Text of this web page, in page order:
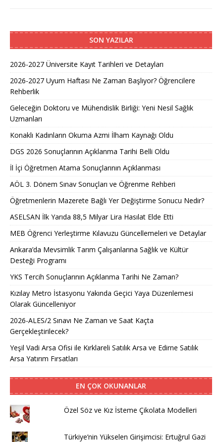
SON YAZILAR
2026-2027 Üniversite Kayıt Tarihleri ve Detayları
2026-2027 Uyum Haftası Ne Zaman Başlıyor? Öğrencilere
Rehberlik
Geleceğin Doktoru ve Mühendislik Birliği: Yeni Nesil Sağlık
Uzmanları
Konaklı Kadınların Okuma Azmi İlham Kaynağı Oldu
DGS 2026 Sonuçlarının Açıklanma Tarihi Belli Oldu
İl İçi Öğretmen Atama Sonuçlarının Açıklanması
AÖL 3. Dönem Sınav Sonuçları ve Öğrenme Rehberi
Öğretmenlerin Mazerete Bağlı Yer Değiştirme Sonucu Nedir?
ASELSAN İlk Yarıda 88,5 Milyar Lira Hasılat Elde Etti
MEB Öğrenci Yerleştirme Kılavuzu Güncellemeleri ve Detaylar
Ankara’da Mevsimlik Tarım Çalışanlarına Sağlık ve Kültür
Desteği Programı
YKS Tercih Sonuçlarının Açıklanma Tarihi Ne Zaman?
Kızılay Metro İstasyonu Yakında Geçici Yaya Düzenlemesi
Olarak Güncelleniyor
2026-ALES/2 Sınavı Ne Zaman ve Saat Kaçta
Gerçekleştirilecek?
Yeşil Vadi Arsa Ofisi ile Kırklareli Satılık Arsa ve Edirne Satılık
Arsa Yatırım Fırsatları
EN ÇOK OKUNANLAR
Özel Söz ve Kız İsteme Çikolata Modelleri
Türkiye’nin Yükselen Girişimcisi: Ertuğrul Gazi